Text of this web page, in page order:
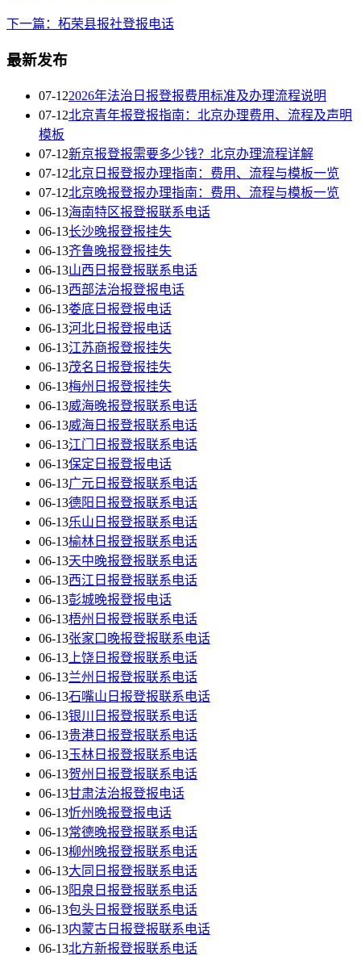
下一篇：柘荣县报社登报电话
最新发布
07-122026年法治日报登报费用标准及办理流程说明
07-12北京青年报登报指南：北京办理费用、流程及声明
模板
07-12新京报登报需要多少钱？北京办理流程详解
07-12北京日报登报办理指南：费用、流程与模板一览
07-12北京晚报登报办理指南：费用、流程与模板一览
06-13海南特区报登报联系电话
06-13长沙晚报登报挂失
06-13齐鲁晚报登报挂失
06-13山西日报登报联系电话
06-13西部法治报登报电话
06-13娄底日报登报电话
06-13河北日报登报电话
06-13江苏商报登报挂失
06-13茂名日报登报挂失
06-13梅州日报登报挂失
06-13威海晚报登报联系电话
06-13威海日报登报联系电话
06-13江门日报登报联系电话
06-13保定日报登报电话
06-13广元日报登报联系电话
06-13德阳日报登报联系电话
06-13乐山日报登报联系电话
06-13榆林日报登报联系电话
06-13天中晚报登报联系电话
06-13西江日报登报联系电话
06-13彭城晚报登报电话
06-13梧州日报登报联系电话
06-13张家口晚报登报联系电话
06-13 上饶日报登报联系电话
06-13兰州日报登报联系电话
06-13石嘴山日报登报联系电话
06-13银川日报登报联系电话
06-13贵港日报登报联系电话
06-13玉林日报登报联系电话
06-13贺州日报登报联系电话
06-13甘肃法治报登报电话
06-13忻州晚报登报电话
06-13常德晚报登报联系电话
06-13柳州晚报登报联系电话
06-13大同日报登报联系电话
06-13阳泉日报登报联系电话
06-13包头日报登报联系电话
06-13内蒙古日报登报联系电话
06-13北方新报登报联系电话